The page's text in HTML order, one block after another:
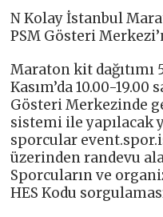
N Kolay İstanbul
PSM Gösteri
Maraton kit dağıtımı
Kasım’da 10.00-
Gösteri Merkezinde
sistemi ile yapılacak
sporcular
üzerinden randevu
Sporcuların ve
HES Kodu